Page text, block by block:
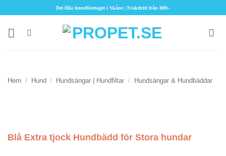
content
Det lilla hundföretaget i Skåne | Fraktfritt från 800:-
Hem / Hund / Hundsängar | Hundfiltar / Hundsängar & Hundbäddar
Blå Extra tjock Hundbädd för Stora hundar